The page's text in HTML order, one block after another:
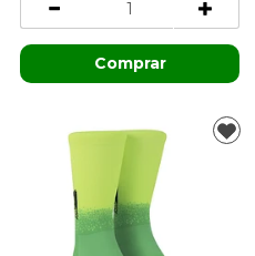
Comprar